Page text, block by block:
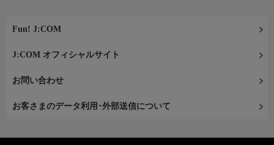
Fun! J:COM
J:COM オフィシャルサイト
お問い合わせ
お客さまのデータ利用･外部送信について